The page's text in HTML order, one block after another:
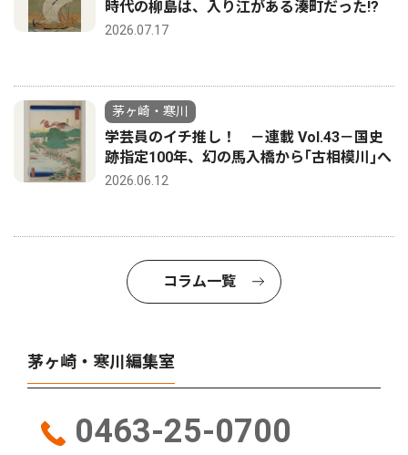
時代の柳島は、入り江がある湊町だった!?
2026.07.17
茅ヶ崎・寒川
学芸員のイチ推し！ －連載 Vol.43－国史
跡指定100年、幻の馬入橋から｢古相模川｣へ
2026.06.12
コラム一覧
茅ヶ崎・寒川編集室
0463-25-0700